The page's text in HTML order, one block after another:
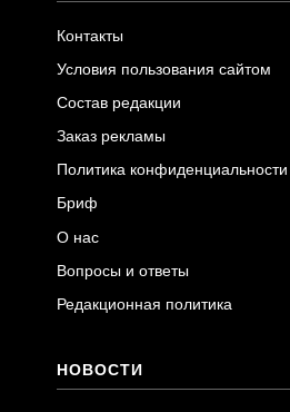
Контакты
Условия пользования сайтом
Состав редакции
Заказ рекламы
Политика конфиденциальности
Бриф
О нас
Вопросы и ответы
Редакционная политика
НОВОСТИ